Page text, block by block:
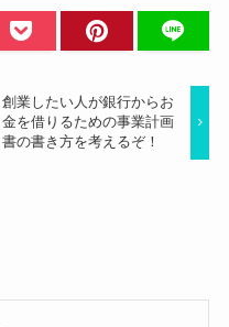
創業したい人が銀行からお
金を借りるための事業計画
書の書き方を考えるぞ！